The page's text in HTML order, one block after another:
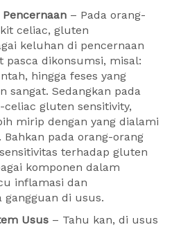
– Pada orang-
celiac, gluten
keluhan di pencernaan
pasca dikonsumsi, misal:
hingga feses yang
sangat. Sedangkan pada
gluten sensitivity,
mirip dengan yang dialami
Bahkan pada orang-orang
terhadap gluten
komponen dalam
inflamasi dan
di usus.
Usus – Tahu kan, di usus